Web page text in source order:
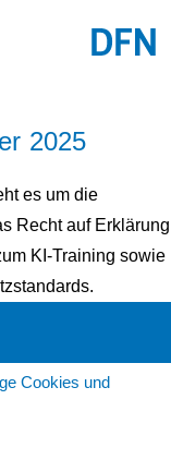
2025
es um die
Recht auf Erklärung
KI-Training sowie
Cookies und